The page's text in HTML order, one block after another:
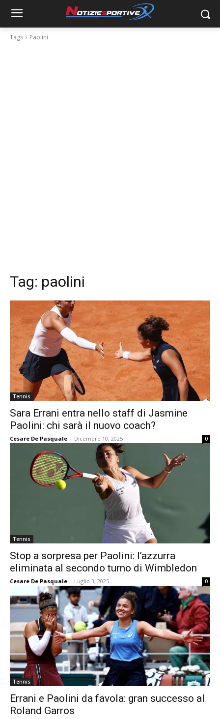
Tags Paolini
Tag: paolini
Tennis
Sara Errani entra nello staff di Jasmine
Paolini: chi sarà il nuovo coach?
Cesare De Pasquale - Dicembre 10, 2025 0
Tennis
Stop a sorpresa per Paolini: l’azzurra
eliminata al secondo turno di Wimbledon
Cesare De Pasquale - Luglio 3, 2025 0
Tennis
Errani e Paolini da favola: gran successo al
Roland Garros